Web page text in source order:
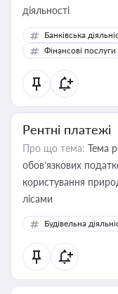
діяльності
Банківська
Фінансові послуги
Рентні платежі
Про що тема: Тема
обов’язкових
користування
лісами
Будівельна